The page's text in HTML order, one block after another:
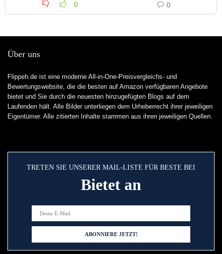
0 0
Über uns
Flippeh.de ist eine moderne All-in-One-Preisvergleichs- und
Bewertungswebsite, die die besten auf Amazon verfügbaren Angebote
bietet und Sie durch die neuesten hinzugefügten Blogs auf dem
Laufenden hält. Alle Bilder unterliegen dem Urheberrecht ihrer jeweiligen
Eigentümer. Alle zitierten Inhalte stammen aus ihren jeweiligen Quellen.
TRETEN SIE UNSERER MAIL-LISTE FÜR BESTE BEI
Bietet an